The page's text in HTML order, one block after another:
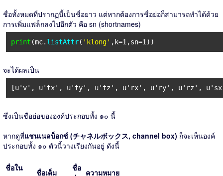
ชื่อทั้งหมดที่ปรากฏนี้เป็นชื่อยาว แต่หากต้องการชื่อย่อก็สามารถทำได้ด้วย
การเพิ่มแฟล็กลงไปอีกตัว คือ sn (shortnames)
print (mc. listAttr( 'klong' ,k=1,sn=1))
จะได้ผลเป็น
[u'v', u'tx', u'ty', u'tz', u'rx', u'ry', u'rz',
ซึ่งเป็นชื่อย่อขององค์ประกอบทั้ง ๑๐ นี้
หากดูที่แชนเนลบ็อกซ์ (チャネルボックス, channel box) ก็จะเห็นองค์
ประกอบทั้ง ๑๐ ตัวนี้วางเรียงกันอยู่ ดังนี้
ชื่อใน
ชื่อเต็ม
ชื่อ ความหมาย